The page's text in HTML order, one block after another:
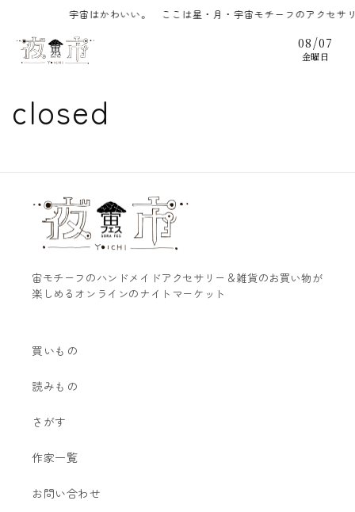
宇宙はかわいい。 ここは星・月・宇宙モチーフのアクセサ
08 /07
金曜日
closed
宙モチーフのハンドメイドアクセサリー＆雑貨のお買い物が
楽しめるオンラインのナイトマーケット
買いもの
読みもの
さがす
作家一覧
お問い合わせ